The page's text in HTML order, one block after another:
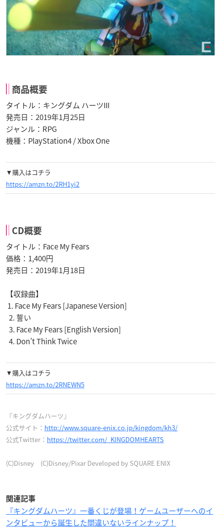
商品概要
タイトル：キングダム ハーツIII
発売日：2019年1月25日
ジャンル：RPG
機種：PlayStation4 / Xbox One
▼購入はコチラ
https://amzn.to/2RH1yi2
CD概要
タイトル：Face My Fears
価格：1,400円
発売日：2019年1月18日
【収録曲】
1. Face My Fears [Japanese Version]
2. 誓い
3. Face My Fears [English Version]
4. Don’t Think Twice
▼購入はコチラ
https://amzn.to/2RNEWN5
『キングダムハーツ』
公式サイト： http://www.square-enix.co.jp/kingdom/kh3/
公式Twitter： https://twitter.com/_KINGDOMHEARTS
(C)Disney (C)Disney/Pixar Developed by SQUARE ENIX
関連記事
『キングダムハーツ』一番くじが登場！ゲームユーザーへのイ
ンタビューから誕生した間違いないラインナップ！